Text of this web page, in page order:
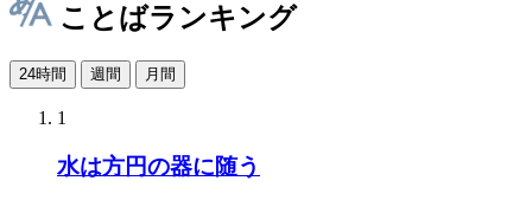
ことばランキング
24時間 週間 月間
1
水は方円の器に随う